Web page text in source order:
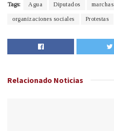
Tags: Agua Diputados marchas
organizaciones sociales Protestas
Relacionado Noticias